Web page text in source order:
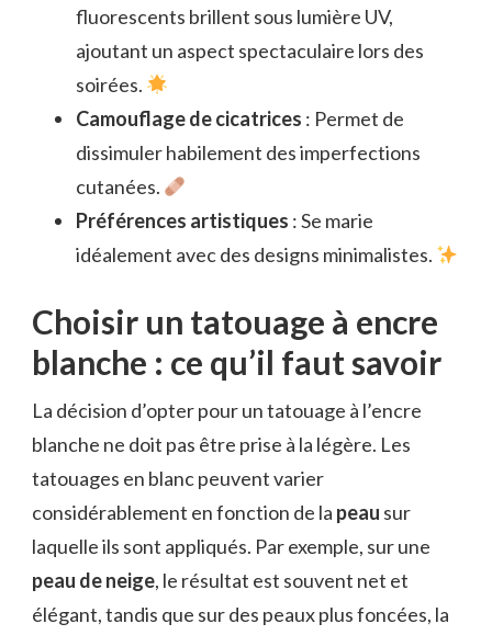
fluorescents brillent sous lumière UV,
ajoutant un aspect spectaculaire lors des
soirées.
Camouflage de cicatrices : Permet de
dissimuler habilement des imperfections
cutanées.
Préférences artistiques : Se marie
idéalement avec des designs minimalistes.
Choisir un tatouage à encre
blanche : ce qu’il faut savoir
La décision d’opter pour un tatouage à l’encre
blanche ne doit pas être prise à la légère. Les
tatouages en blanc peuvent varier
considérablement en fonction de la peau sur
laquelle ils sont appliqués. Par exemple, sur une
peau de neige, le résultat est souvent net et
élégant, tandis que sur des peaux plus foncées, la